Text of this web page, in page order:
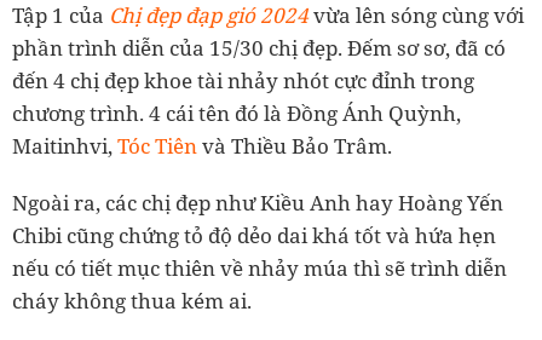
Tập 1 của Chị đẹp đạp gió 2024vừa lên sóng cùng với
phần trình diễn của 15/30 chị đẹp. Đếm sơ sơ, đã có
đến 4 chị đẹp khoe tài nhảy nhót cực đỉnh trong
chương trình. 4 cái tên đó là Đồng Ánh Quỳnh,
Maitinhvi,Tóc Tiênvà Thiều Bảo Trâm.
Ngoài ra, các chị đẹp như Kiều Anh hay Hoàng Yến
Chibi cũng chứng tỏ độ dẻo dai khá tốt và hứa hẹn
nếu có tiết mục thiên về nhảy múa thì sẽ trình diễn
cháy không thua kém ai.